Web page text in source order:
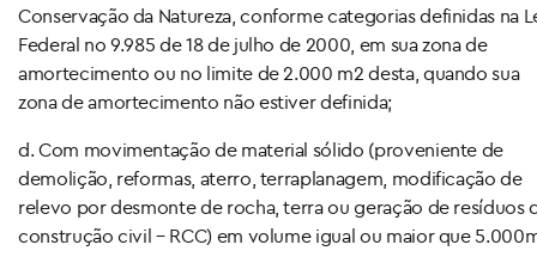
Conservação da Natureza, conforme categorias definidas na
Federal no 9.985 de 18 de julho de 2000, em sua zona de
amortecimento ou no limite de 2.000 m2 desta, quando sua
zona de amortecimento não estiver definida;
d. Com movimentação de material sólido (proveniente de
demolição, reformas, aterro, terraplanagem, modificação de
relevo por desmonte de rocha, terra ou geração de resíduos
construção civil – RCC) em volume igual ou maior que